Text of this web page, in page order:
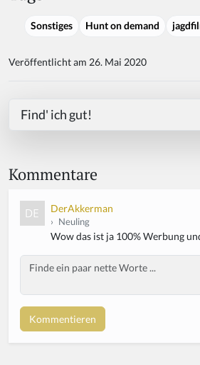
Sonstiges Hunt on demand
Veröffentlicht am 26. Mai 2020
Find' ich gut!
Kommentare
DerAkkerman
› Neuling
Wow das ist ja 100% Werbung
o
u
Body